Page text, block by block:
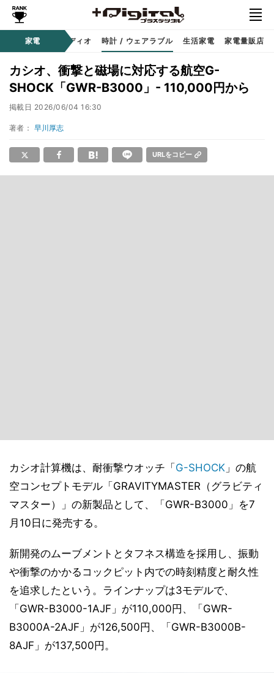
家電
サウンド / オーディオ 時計 / ウェアラブル 生活家電 家電量販店
カシオ、衝撃と磁場に対応する航空G-
SHOCK「GWR-B3000」- 110,000円から
掲載日 2026/06/04 16:30
著者： 早川厚志
URLをコピー
カシオ計算機は、耐衝撃ウオッチ「 G-SHOCK 」の航
空コンセプトモデル「GRAVITYMASTER（グラビティ
マスター）」の新製品として、「GWR-B3000」を7
月10日に発売する。
新開発のムーブメントとタフネス構造を採用し、振動
や衝撃のかかるコックピット内での時刻精度と耐久性
を追求したという。ラインナップは3モデルで、
「GWR-B3000-1AJF」が110,000円、「GWR-
B3000A-2AJF」が126,500円、「GWR-B3000B-
8AJF」が137,500円。